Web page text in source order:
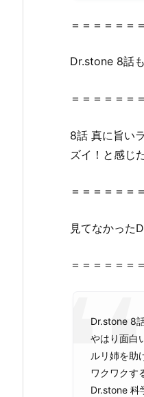
i
y
o
t
に
r．
S
T
O
N
＝＝＝＝＝＝
Dr.stone 8話
＝＝＝＝＝＝
8話 真に旨い
ズイ！と感じ
＝＝＝＝＝＝
見てなかった
＝＝＝＝＝＝
Dr.stone 8
やはり面白
ルリ姉を助
ワクワクす
Dr.stone 科